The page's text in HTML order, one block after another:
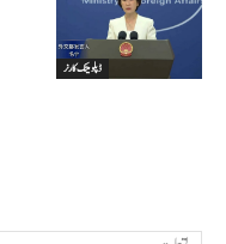
ڈپلومیٹک کارنر